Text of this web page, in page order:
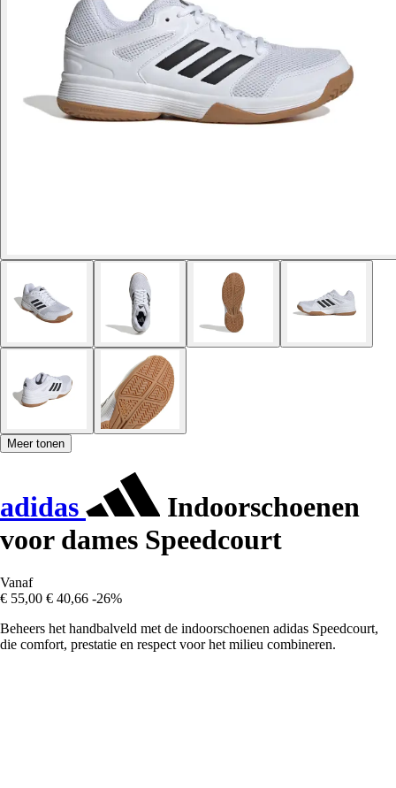
Meer tonen
adidas
Indoorschoenen
voor dames Speedcourt
Vanaf
€ 55,00 € 40,66 -26%
Beheers het handbalveld met de indoorschoenen adidas Speedcourt,
die comfort, prestatie en respect voor het milieu combineren.